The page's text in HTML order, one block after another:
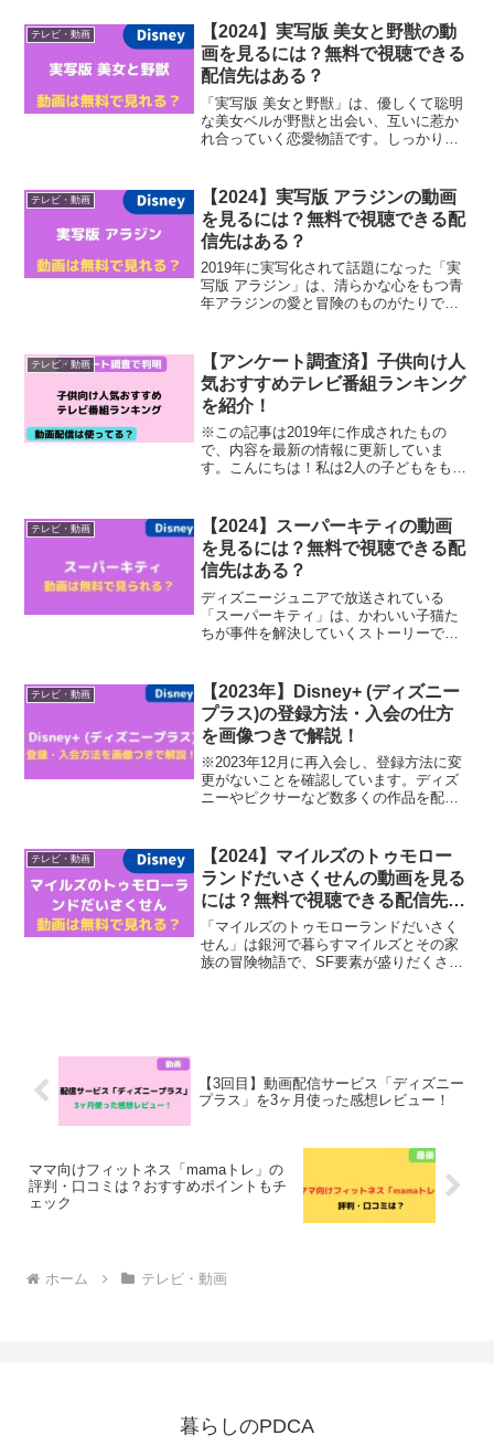
テレビ・動画
【2024】実写版 美女と野獣の動
画を見るには？無料で視聴できる
配信先はある？
「実写版 美女と野獣」は、優しくて聡明
な美女ベルが野獣と出会い、互いに惹か
れ合っていく恋愛物語です。しっかり者
と話題になっています。そこで今回は、
「実写版 美女と野獣」...
テレビ・動画
【2024】実写版 アラジンの動画
を見るには？無料で視聴できる配
信先はある？
2019年に実写化されて話題になった「実
写版 アラジン」は、清らかな心をもつ青
年アラジンの愛と冒険のものがたりで
多く、家族みんなで楽しむことができる
と話題になっています...
テレビ・動画
【アンケート調査済】子供向け人
気おすすめテレビ番組ランキング
を紹介！
※この記事は2019年に作成されたもの
で、内容を最新の情報に更新していま
す。こんにちは！私は2人の子どもをもつ
ますが、子ども向けアニメ・番組の多さ
にもびっくりしました！...
テレビ・動画
【2024】スーパーキティの動画
を見るには？無料で視聴できる配
信先はある？
ディズニージュニアで放送されている
「スーパーキティ」は、かわいい子猫た
ちが事件を解決していくストーリーで
人気！そこで今回は、「スーパーキテ
ィ」が見れる動画配信サービスを...
テレビ・動画
【2023年】Disney+ (ディズニー
プラス)の登録方法・入会の仕方
を画像つきで解説！
※2023年12月に再入会し、登録方法に変
更がないことを確認しています。ディズ
ニーやピクサーなど数多くの作品を配信
録方法・入会の仕方を画像つきで解説し
ていきます。...
テレビ・動画
【2024】マイルズのトゥモロー
ランドだいさくせんの動画を見る
には？無料で視聴できる配信先は
ある？
「マイルズのトゥモローランドだいさく
せん」は銀河で暮らすマイルズとその家
族の冒険物語で、SF要素が盛りだくさん
【3回目】動画配信サービス「ディズニー
プラス」を3ヶ月使った感想レビュー！
ママ向けフィットネス「mamaトレ」の
評判・口コミは？おすすめポイントもチ
ェック
ホーム テレビ・動画
暮らしのPDCA